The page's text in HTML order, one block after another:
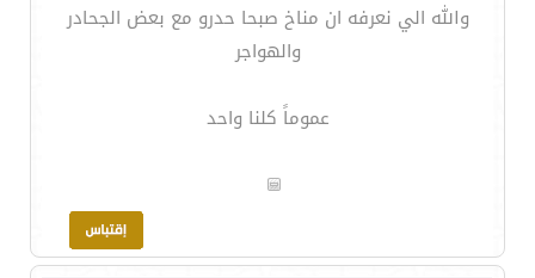
والله الي نعرفه ان مناخ صبحا حدرو مع بعض الجحادر
والهواجر
عموماً كلنا واحد